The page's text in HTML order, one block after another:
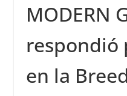
MODERN
respondió
en la